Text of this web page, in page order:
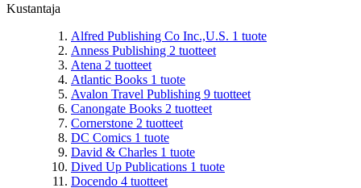
Kustantaja
Alfred Publishing Co Inc.,U.S. 1 tuote
Anness Publishing 2 tuotteet
Atena 2 tuotteet
Atlantic Books 1 tuote
Avalon Travel Publishing 9 tuotteet
Canongate Books 2 tuotteet
Cornerstone 2 tuotteet
DC Comics 1 tuote
David & Charles 1 tuote
Dived Up Publications 1 tuote
Docendo 4 tuotteet